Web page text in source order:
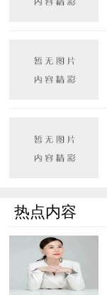
热点内容